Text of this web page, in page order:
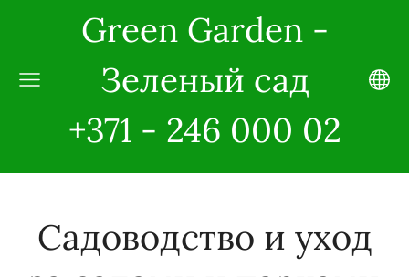
Green Garden -
Зеленый сад
+371 - 246 000 02
Садоводство и уход